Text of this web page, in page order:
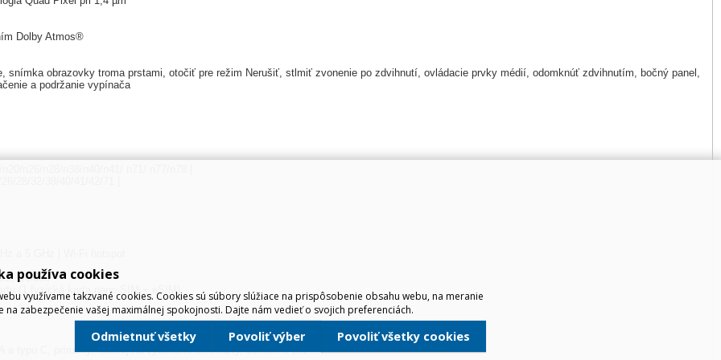
Dolby Atmos®
snímka obrazovky troma prstami, otočiť pre režim Nerušiť, stlmiť zvonenie po zdvihnutí, ovládacie prvky médií, odomknúť zdvihnutím, bočný panel,
a podržanie vypínača
Beidou
(1 fyzická karta nano SIM + eSIM)
a typu C, príručky, nástroj na vyberanie SIM karty, ochranné puzdro
používa cookies
využívame takzvané cookies. Cookies sú súbory slúžiace na prispôsobenie obsahu webu, na meranie
na zabezpečenie vašej maximálnej spokojnosti. Dajte nám vedieť o svojich preferenciách.
Odmietnuť všetky Povoliť výber Povoliť všetky cookies